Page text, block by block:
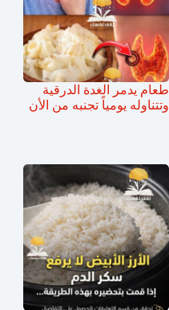
طعام يدمر الغدة الدرقية
وتتناوله يومياً تجنبه من الأن